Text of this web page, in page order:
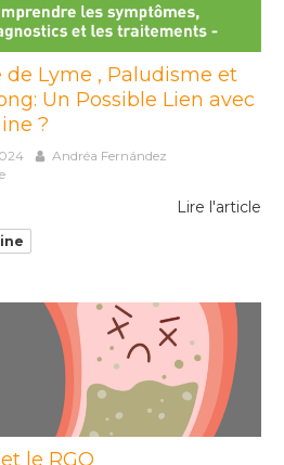
de Lyme , Paludisme et
Un Possible Lien avec
?
Andréa Fernández
Lire l'article
le RGO